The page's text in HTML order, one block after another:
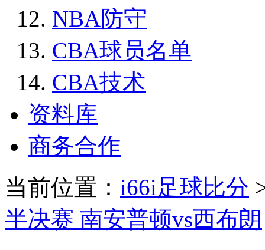
NBA防守
CBA球员名单
CBA技术
资料库
商务合作
当前位置： i66i足球比分
半决赛 南安普顿vs西布朗